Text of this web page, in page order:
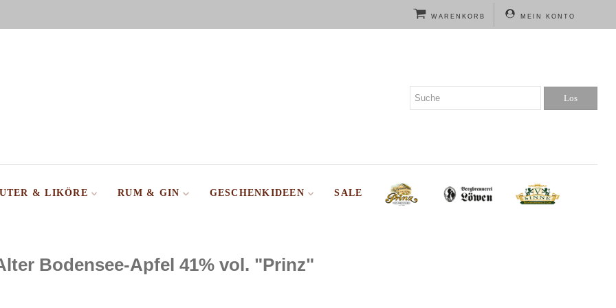
WARENKORB MEIN KONTO
& LIKÖRE RUM & GIN GESCHENKIDEEN SALE
Bodensee-Apfel 41% vol. "Prinz"